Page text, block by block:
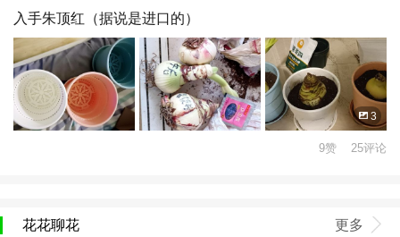
入手朱顶红（据说是进口的）
3
9赞 25评论
花花聊花 更多